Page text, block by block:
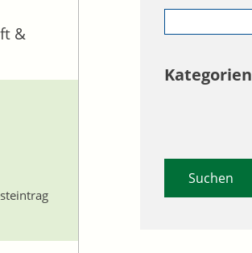
&